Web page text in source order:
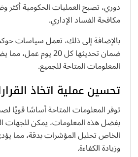
دوري، تصبح العمليات الحكومية
مكافحة الفساد الإداري.
بالإضافة إلى ذلك، تعمل سياسات
ضمان تحديثها كل 20
المعلومات المتاحة للجميع.
تحسين عملية اتخاذ
توفر المعلومات المتاحة أساسًا قويًا
بفضل هذه المعلومات، يمكن للجهات
الخاص تحليل المؤشرات بدقة، مما
وزيادة الكفاءة.